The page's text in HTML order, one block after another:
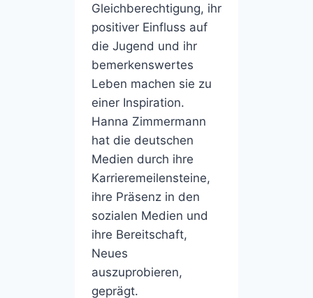
Gleichberechtigung, ihr
positiver Einfluss auf
die Jugend und ihr
bemerkenswertes
Leben machen sie zu
einer Inspiration.
Hanna Zimmermann
hat die deutschen
Medien durch ihre
Karrieremeilensteine,
ihre Präsenz in den
sozialen Medien und
ihre Bereitschaft,
Neues
auszuprobieren,
geprägt.